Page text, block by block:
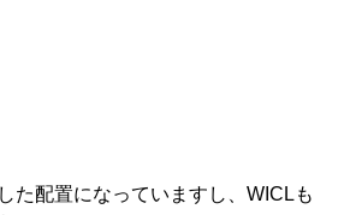
た配置になっていますし、WICLも